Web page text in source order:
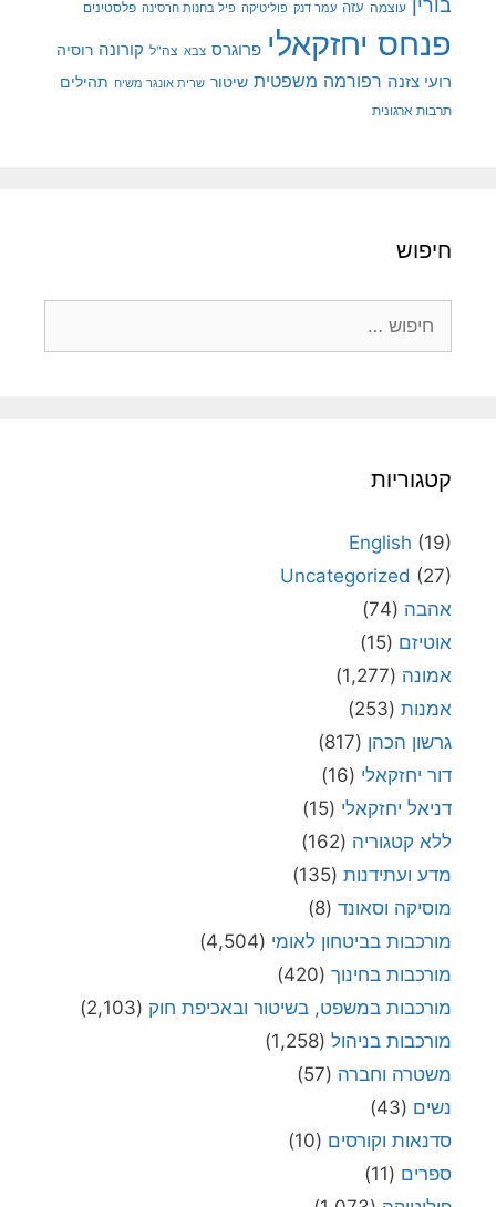
בורין עוצמה עזה עמר דנק פוליטיקה פיל בחנות חרסינה פלסטינים
פנחס יחזקאלי פרוגרס צבא צה"ל קורונה רוסיה
רועי צזנה רפורמה משפטית שיטור שרית אונגר משיח תהילים
תרבות ארגונית
חיפוש
קטגוריות
English (19)
Uncategorized (27)
אהבה (74)
אוטיזם (15)
אמונה (1,277)
אמנות (253)
גרשון הכהן (817)
דור יחזקאלי (16)
דניאל יחזקאלי (15)
ללא קטגוריה (162)
מדע ועתידנות (135)
מוסיקה וסאונד (8)
מורכבות בביטחון לאומי (4,504)
מורכבות בחינוך (420)
מורכבות במשפט, בשיטור ובאכיפת חוק (2,103)
מורכבות בניהול (1,258)
משטרה וחברה (57)
נשים (43)
סדנאות וקורסים (10)
ספרים (11)